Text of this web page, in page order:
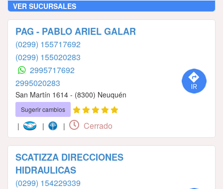
VER SUCURSALES
PAG - PABLO ARIEL GALAR
(0299) 155717692
(0299) 155020283
2995717692
2995020283
San Martín 1614 - (8300) Neuquén
Sugerir cambios
| | | Cerrado
SCATIZZA DIRECCIONES
HIDRAULICAS
(0299) 154229339